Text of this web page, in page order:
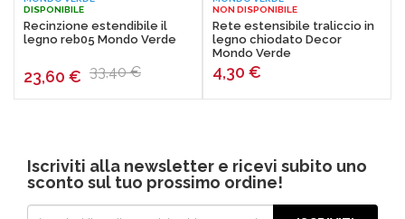
imbattibili.
DISPONIBILE
Recinzione estendibile il
legno reb05 Mondo Verde
23,60 € 33,40 €
NON DISPONIBILE
Rete estensibile traliccio in
legno chiodato Decor
Mondo Verde
4,30 €
Iscriviti alla newsletter e ricevi subito uno
sconto sul tuo prossimo ordine!